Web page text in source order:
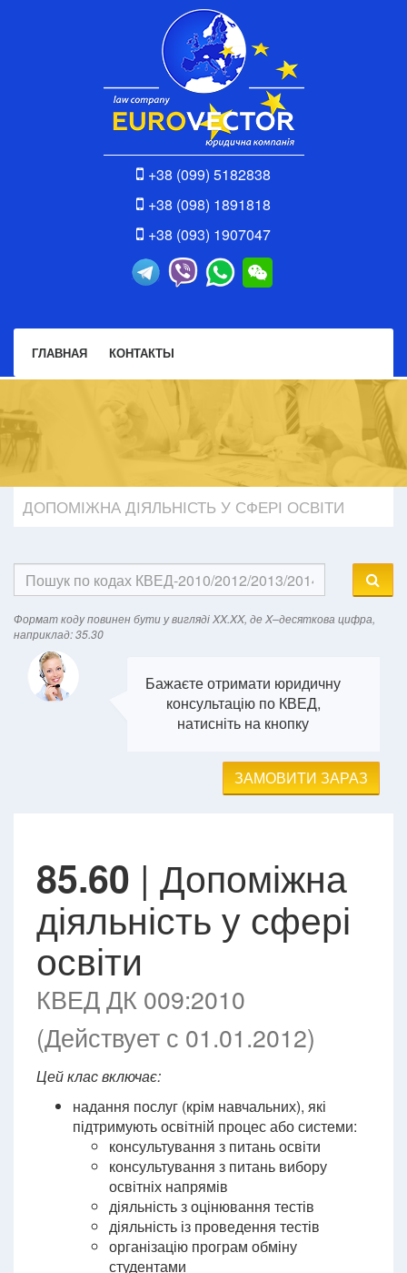
+38 (099) 5182838
+38 (098) 1891818
+38 (093) 1907047
ГЛАВНАЯ КОНТАКТЫ
ДОПОМІЖНА ДІЯЛЬНІСТЬ У СФЕРІ ОСВІТИ
Формат кодy повинен бути у вигляді XX.XX, де X–десяткова цифра,
наприклад: 35.30
Бажаєте отримати юридичну
консультацію по КВЕД,
натисніть на кнопку
ЗАМОВИТИ ЗАРАЗ
85.60 | Допоміжна
діяльність у сфері
освіти
КВЕД ДК 009:2010
(Действует с 01.01.2012)
Цей клас включає:
надання послуг (крім навчальних), які
підтримують освітній процес або системи:
консультування з питань освіти
консультування з питань вибору
освітніх напрямів
діяльність з оцінювання тестів
діяльність із проведення тестів
організацію програм обміну
студентами